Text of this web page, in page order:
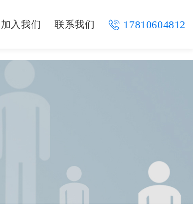
加入我们 联系我们 17810604812